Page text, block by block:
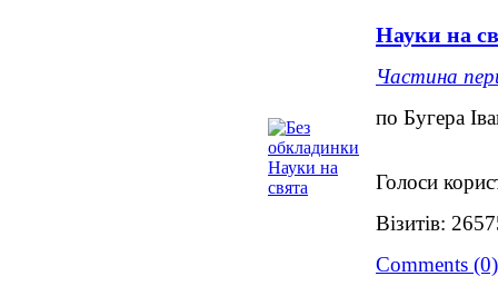
Науки на
Частина
по Бугера
Голоси
Візитів:
Comments (0)